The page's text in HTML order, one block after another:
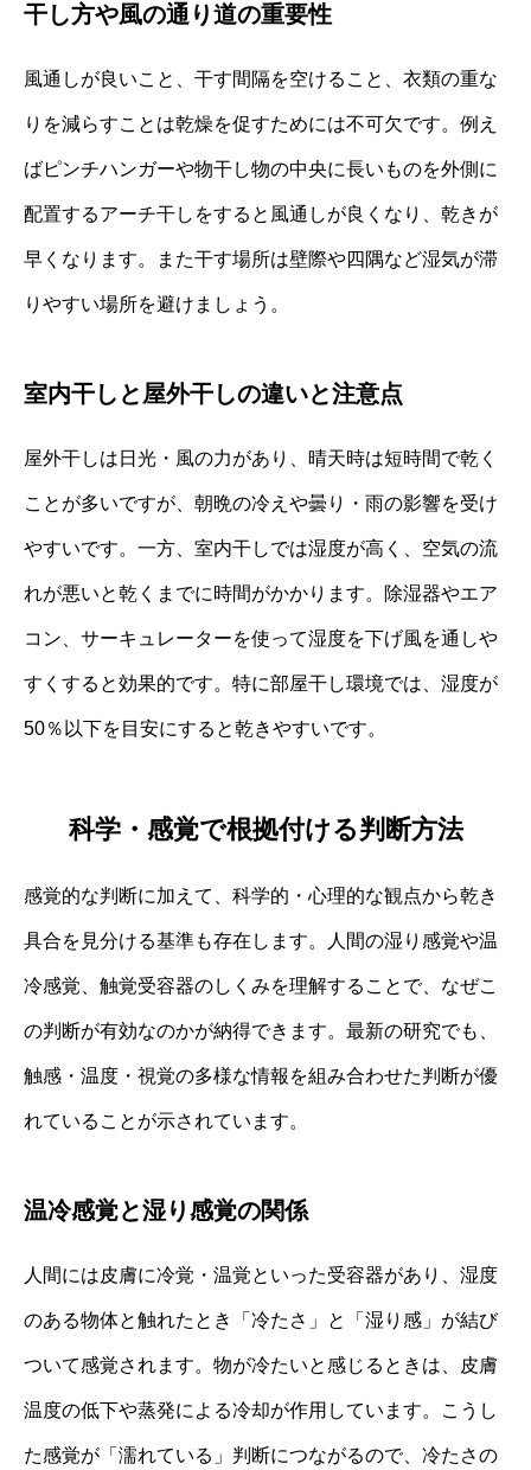
干し方や風の通り道の重要性
風通しが良いこと、干す間隔を空けること、衣類の重な
りを減らすことは乾燥を促すためには不可欠です。例え
ばピンチハンガーや物干し物の中央に長いものを外側に
配置するアーチ干しをすると風通しが良くなり、乾きが
早くなります。また干す場所は壁際や四隅など湿気が滞
りやすい場所を避けましょう。
室内干しと屋外干しの違いと注意点
屋外干しは日光・風の力があり、晴天時は短時間で乾く
ことが多いですが、朝晩の冷えや曇り・雨の影響を受け
やすいです。一方、室内干しでは湿度が高く、空気の流
れが悪いと乾くまでに時間がかかります。除湿器やエア
コン、サーキュレーターを使って湿度を下げ風を通しや
すくすると効果的です。特に部屋干し環境では、湿度が
50％以下を目安にすると乾きやすいです。
科学・感覚で根拠付ける判断方法
感覚的な判断に加えて、科学的・心理的な観点から乾き
具合を見分ける基準も存在します。人間の湿り感覚や温
冷感覚、触覚受容器のしくみを理解することで、なぜこ
の判断が有効なのかが納得できます。最新の研究でも、
触感・温度・視覚の多様な情報を組み合わせた判断が優
れていることが示されています。
温冷感覚と湿り感覚の関係
人間には皮膚に冷覚・温覚といった受容器があり、湿度
のある物体と触れたとき「冷たさ」と「湿り感」が結び
ついて感覚されます。物が冷たいと感じるときは、皮膚
温度の低下や蒸発による冷却が作用しています。こうし
た感覚が「濡れている」判断につながるので、冷たさの